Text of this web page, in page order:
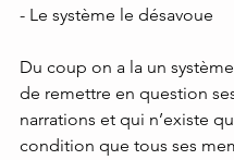
- Le système le désavoue
Du coup on a la un
de remettre en question
narrations et qui n’existe
condition que tous ses